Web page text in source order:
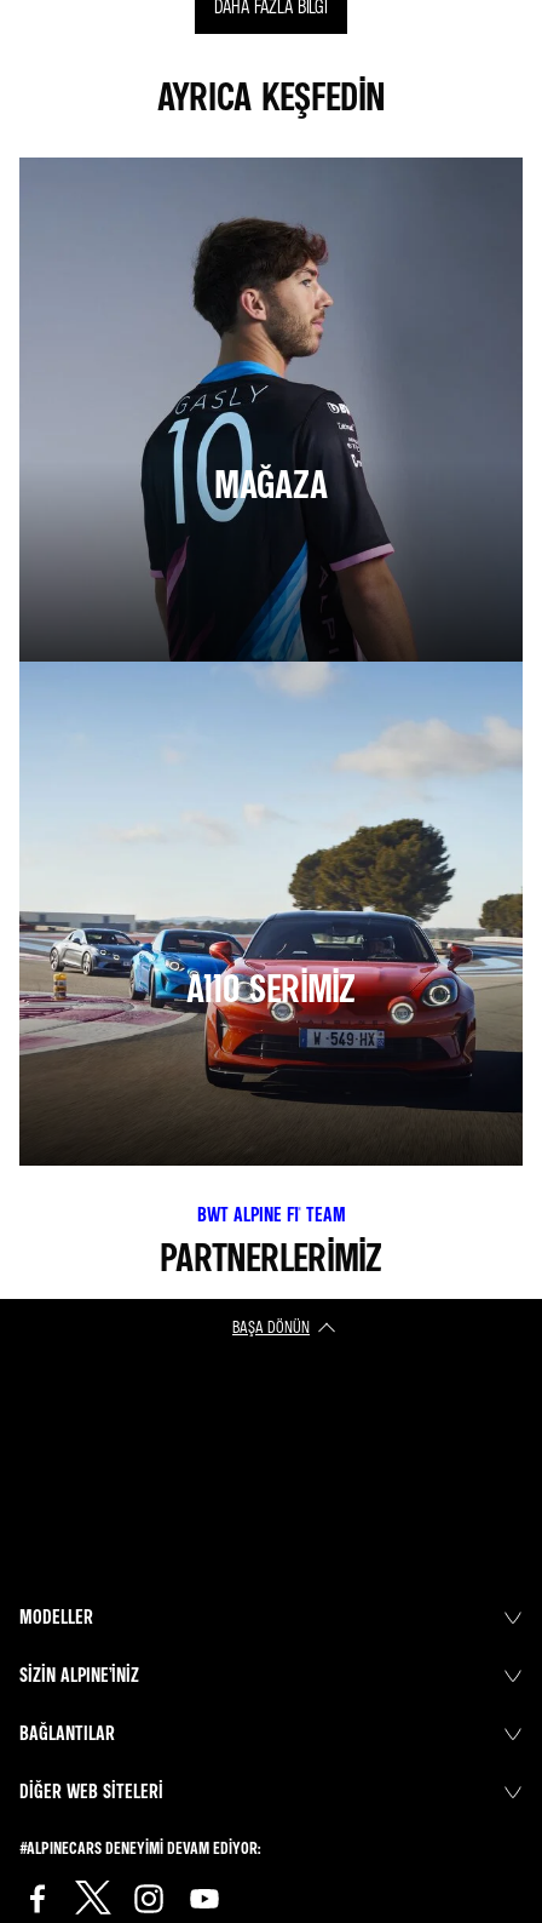
DAHA FAZLA BILGI
AYRICA KEŞFEDIN
MAĞAZA
A110 SERİMİZ
BWT ALPINE F1® TEAM
PARTNERLERIMIZ
BAŞA DÖNÜN
MODELLER
SIZIN ALPINE’INIZ
BAĞLANTILAR
DIĞER WEB SITELERI
#ALPINECARS DENEYIMI DEVAM EDIYOR: